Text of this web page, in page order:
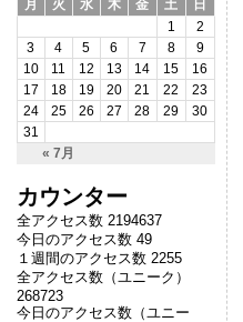
月
火 水 木 金 土 日
« 7月
1
2
3
4 5 6 7 8
9
10
11 12 13 14 15
16
17
18 19 20 21 22
23
24
25 26 27 28 29
30
31
カウンター
全アクセス数 2194637
今日のアクセス数 49
１週間のアクセス数 2255
全アクセス数（ユニーク）
268723
今日のアクセス数（ユニー